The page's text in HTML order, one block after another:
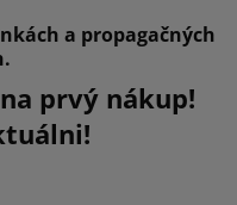
a propagačných
prvý nákup!